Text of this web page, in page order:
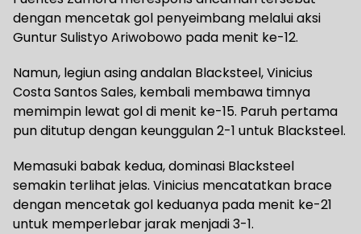
dengan mencetak gol penyeimbang melalui aksi
Guntur Sulistyo Ariwobowo pada menit ke-12.
Namun, legiun asing andalan Blacksteel, Vinicius
Costa Santos Sales, kembali membawa timnya
memimpin lewat gol di menit ke-15. Paruh pertama
pun ditutup dengan keunggulan 2-1 untuk Blacksteel.
​Memasuki babak kedua, dominasi Blacksteel
semakin terlihat jelas. Vinicius mencatatkan brace
dengan mencetak gol keduanya pada menit ke-21
untuk memperlebar jarak menjadi 3-1.